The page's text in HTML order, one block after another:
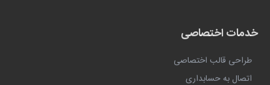
خدمات اختصاصی
طراحی قالب اختصاصی
اتصال به حسابداری